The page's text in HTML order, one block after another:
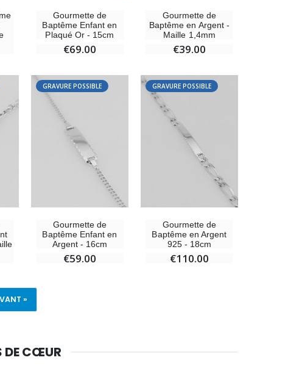
Gourmette de
Baptême Enfant en
Plaqué Or - 15cm
€69.00
Gourmette de
Baptême en Argent -
Maille 1,4mm
€39.00
GRAVURE POSSIBLE
Gourmette de
Baptême Enfant en
Argent - 16cm
€59.00
GRAVURE POSSIBLE
Gourmette de
Baptême en Argent
925 - 18cm
€110.00
»
DE CŒUR